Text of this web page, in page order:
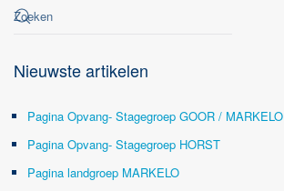
Nieuwste artikelen
Pagina Opvang- Stagegroep GOOR / MARKELO
Pagina Opvang- Stagegroep HORST
Pagina landgroep MARKELO